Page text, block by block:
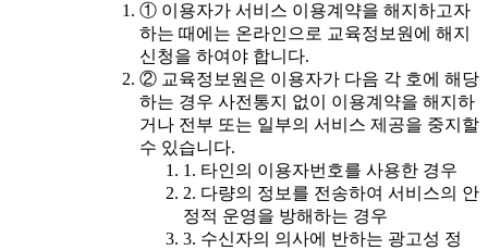
① 이용자가 서비스 이용계약을 해지하고자
하는 때에는 온라인으로 교육정보원에 해지
신청을 하여야 합니다.
② 교육정보원은 이용자가 다음 각 호에 해당
하는 경우 사전통지 없이 이용계약을 해지하
거나 전부 또는 일부의 서비스 제공을 중지할
수 있습니다.
1. 타인의 이용자번호를 사용한 경우
2. 다량의 정보를 전송하여 서비스의 안
정적 운영을 방해하는 경우
3. 수신자의 의사에 반하는 광고성 정